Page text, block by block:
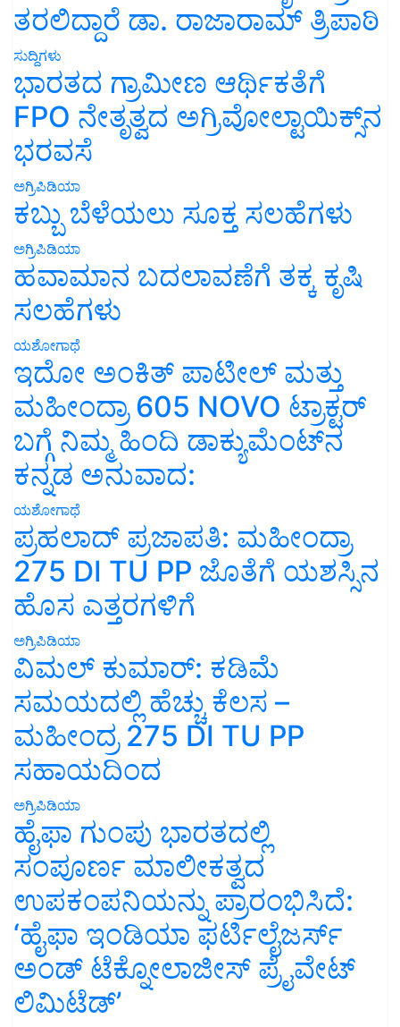
ತರಲಿದ್ದಾರೆ ಡಾ. ರಾಜಾರಾಮ್ ತ್ರಿಪಾಠಿ
ಸುದ್ದಿಗಳು
ಭಾರತದ ಗ್ರಾಮೀಣ ಆರ್ಥಿಕತೆಗೆ
FPO ನೇತೃತ್ವದ ಅಗ್ರಿವೋಲ್ಟಾಯಿಕ್ಸ್‌ನ
ಭರವಸೆ
ಅಗ್ರಿಪಿಡಿಯಾ
ಕಬ್ಬು ಬೆಳೆಯಲು ಸೂಕ್ತ ಸಲಹೆಗಳು
ಅಗ್ರಿಪಿಡಿಯಾ
ಹವಾಮಾನ ಬದಲಾವಣೆಗೆ ತಕ್ಕ ಕೃಷಿ
ಸಲಹೆಗಳು
ಯಶೋಗಾಥೆ
ಇದೋ ಅಂಕಿತ್ ಪಾಟೀಲ್ ಮತ್ತು
ಮಹೀಂದ್ರಾ 605 NOVO ಟ್ರಾಕ್ಟರ್
ಬಗ್ಗೆ ನಿಮ್ಮ ಹಿಂದಿ ಡಾಕ್ಯುಮೆಂಟ್‌ನ
ಕನ್ನಡ ಅನುವಾದ:
ಯಶೋಗಾಥೆ
ಪ್ರಹಲಾದ್ ಪ್ರಜಾಪತಿ: ಮಹೀಂದ್ರಾ
275 DI TU PP ಜೊತೆಗೆ ಯಶಸ್ಸಿನ
ಹೊಸ ಎತ್ತರಗಳಿಗೆ
ಅಗ್ರಿಪಿಡಿಯಾ
ವಿಮಲ್ ಕುಮಾರ್: ಕಡಿಮೆ
ಸಮಯದಲ್ಲಿ ಹೆಚ್ಚು ಕೆಲಸ –
ಮಹೀಂದ್ರ 275 DI TU PP
ಸಹಾಯದಿಂದ
ಅಗ್ರಿಪಿಡಿಯಾ
ಹೈಫಾ ಗುಂಪು ಭಾರತದಲ್ಲಿ
ಸಂಪೂರ್ಣ ಮಾಲೀಕತ್ವದ
ಉಪಕಂಪನಿಯನ್ನು ಪ್ರಾರಂಭಿಸಿದೆ:
‘ಹೈಫಾ ಇಂಡಿಯಾ ಫರ್ಟಿಲೈಜರ್ಸ್
ಅಂಡ್ ಟೆಕ್ನೋಲಾಜೀಸ್ ಪ್ರೈವೇಟ್
ಲಿಮಿಟೆಡ್’